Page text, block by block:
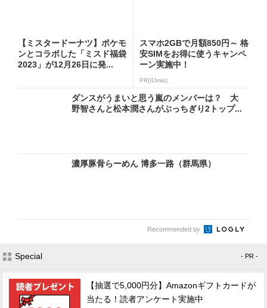
【ミスタードーナツ】ポケモ
ンとコラボした「ミスド福袋
2023」が12月26日に発...
スマホ2GBで月額850円～ 格
安SIMをお得に使うキャンペ
ーン実施中！
PR(IIJmio)
ダンスがうまいと思う嵐のメンバーは？ 大
野智さんと松本潤さんがぶっちぎり2トップ...
濃厚豚骨らーめん 博多一路（群馬県）
Recommended by
Special - PR -
【抽選で5,000円分】Amazonギフトカードが
当たる！読者アンケート実施中